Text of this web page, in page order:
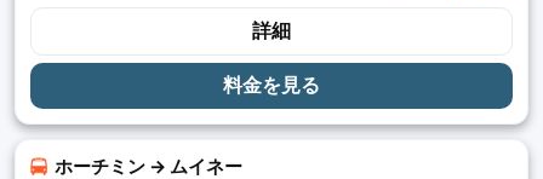
詳細
料金を見る
ホーチミン → ムイネー